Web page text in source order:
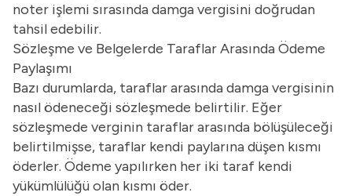
noter işlemi sırasında damga vergisini doğrudan
tahsil edebilir.
Sözleşme ve Belgelerde Taraflar Arasında Ödeme
Paylaşımı
Bazı durumlarda, taraflar arasında damga vergisinin
nasıl ödeneceği sözleşmede belirtilir. Eğer
sözleşmede verginin taraflar arasında bölüşüleceği
belirtilmişse, taraflar kendi paylarına düşen kısmı
öderler. Ödeme yapılırken her iki taraf kendi
yükümlülüğü olan kısmı öder.